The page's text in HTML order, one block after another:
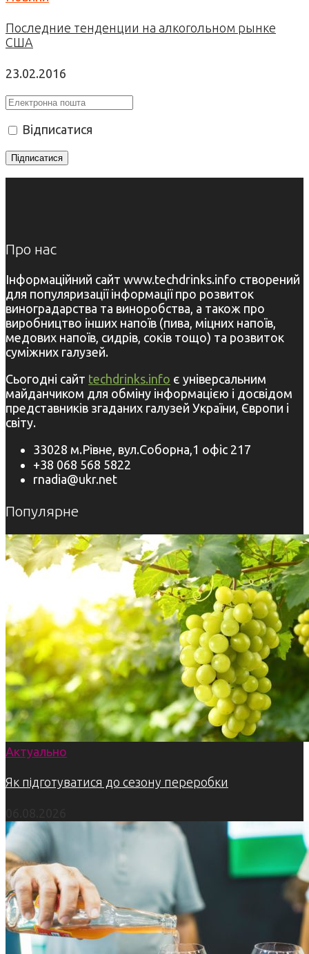
Последние тенденции на алкогольном рынке
США
23.02.2016
Відписатися
Про нас
Інформаційний сайт www.techdrinks.info створений
для популяризації інформації про розвиток
виноградарства та виноробства, а також про
виробництво інших напоїв (пива, міцних напоїв,
медових напоїв, сидрів, соків тощо) та розвиток
суміжних галузей.
Сьогодні сайт techdrinks.info є універсальним
майданчиком для обміну інформацією і досвідом
представників згаданих галузей України, Європи і
світу.
33028 м.Рівне, вул.Соборна,1 офіс 217
+38 068 568 5822
rnadia@ukr.net
Популярне
Актуально
Як підготуватися до сезону переробки